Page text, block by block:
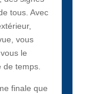
tous. Avec
vous
le
de temps.
finale que